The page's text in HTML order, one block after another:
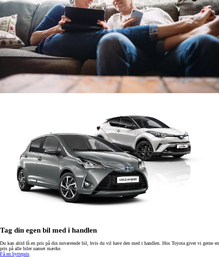
Tag din egen bil med i handlen
Du kan altid få en pris på din nuværende bil, hvis du vil have den med i handlen. Hos Toyota giver vi gerne en
pris på alle biler uanset mærke.
Få en byttepris